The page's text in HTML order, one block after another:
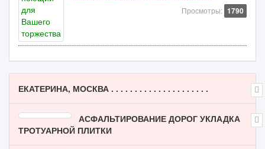
Просмотры: 1790
ЕКАТЕРИНА, МОСКВА . . . . . . . . . . . . . . . . . . . . .
АСФАЛЬТИРОВАНИЕ ДОРОГ УКЛАДКА
ТРОТУАРНОЙ ПЛИТКИ